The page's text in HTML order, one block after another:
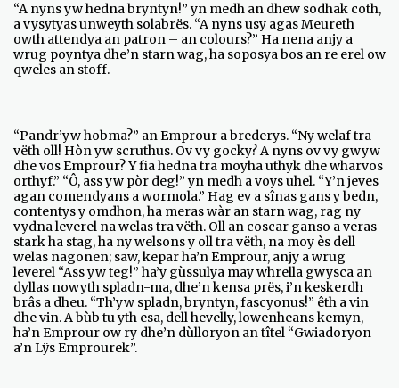
“A nyns yw hedna bryntyn!” yn medh an dhew sodhak coth,
a vysytyas unweyth solabrës. “A nyns usy agas Meureth
owth attendya an patron – an colours?” Ha nena anjy a
wrug poyntya dhe’n starn wag, ha soposya bos an re erel ow
qweles an stoff.
“Pandr’yw hobma?” an Emprour a brederys. “Ny welaf tra
vëth oll! Hòn yw scruthus. Ov vy gocky? A nyns ov vy gwyw
dhe vos Emprour? Y fia hedna tra moyha uthyk dhe wharvos
orthyf.” “Ô, ass yw pòr deg!” yn medh a voys uhel. “Y’n jeves
agan comendyans a wormola.” Hag ev a sînas gans y bedn,
contentys y omdhon, ha meras wàr an starn wag, rag ny
vydna leverel na welas tra vëth. Oll an coscar ganso a veras
stark ha stag, ha ny welsons y oll tra vëth, na moy ès dell
welas nagonen; saw, kepar ha’n Emprour, anjy a wrug
leverel “Ass yw teg!” ha’y gùssulya may whrella gwysca an
dyllas nowyth spladn-ma, dhe’n kensa prës, i’n keskerdh
brâs a dheu. “Th’yw spladn, bryntyn, fascyonus!” êth a vin
dhe vin. A bùb tu yth esa, dell hevelly, lowenheans kemyn,
ha’n Emprour ow ry dhe’n dùlloryon an tîtel “Gwiadoryon
a’n Lÿs Emprourek”.